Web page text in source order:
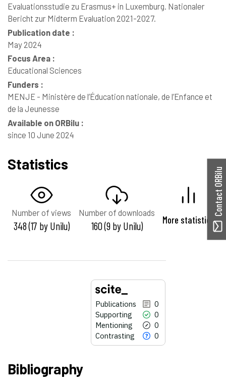
Evaluationsstudie zu Erasmus+ in Luxemburg. Nationaler
Bericht zur Midterm Evaluation 2021-2027.
Publication date :
May 2024
Focus Area :
Educational Sciences
Funders :
MENJE - Ministère de l’Éducation nationale, de l’Enfance et
de la Jeunesse
Available on ORBilu :
since 10 June 2024
Statistics
Number of views
348 (17 by Unilu)
Number of downloads
160 (9 by Unilu) More statistics
Publications
0
Supporting
0
Mentioning
0
Contrasting
0
Bibliography
Contact ORBilu